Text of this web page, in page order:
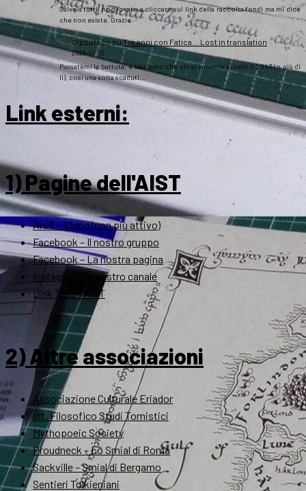
Salve a tutti, ho provato a cliccare sul link della raccolta fondi ma mi dice
che non esiste. Grazie
GipsotecosuTre anni con Fatica… Lost in translation
2026-07-10
Passatemi la battuta: e lasciamo che chi si lamenta aspetti il 2043 (o giù di
lì), così una volta scaduti…
Link esterni:
1) Pagine dell'AIST
ArsT – Il blog (non più attivo)
Facebook – Il nostro gruppo
Facebook – La nostra pagina
Instagram – Il nostro canale
Link Tree – AIST
2) Altre associazioni
Associazione Culturale Eriador
Ist. Filosofico Studi Tomistici
Mythopoeic Society
Proudneck – Lo Smial di Roma
Sackville – Smial di Bergamo
Sentieri Tolkieniani